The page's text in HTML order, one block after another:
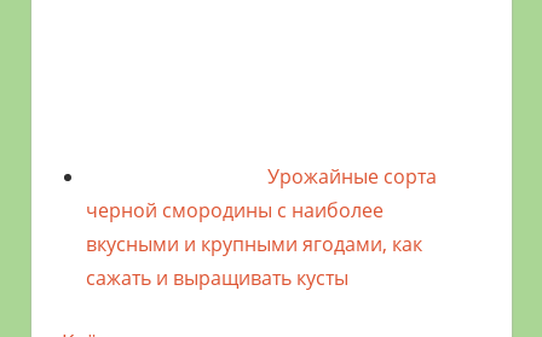
Урожайные сорта
черной смородины с наиболее
вкусными и крупными ягодами, как
сажать и выращивать кусты